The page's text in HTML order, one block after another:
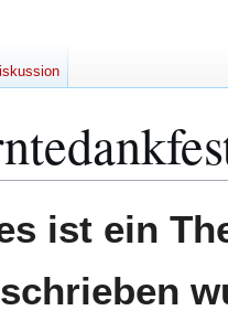
ist ein